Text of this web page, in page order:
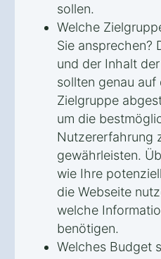
sollen.
Welche
Sie ansprechen?
und der Inhalt
sollten genau auf
Zielgruppe
um die
Nutzererfahrung
gewährleisten.
wie Ihre
die Webseite
welche
benötigen.
Welches Budget